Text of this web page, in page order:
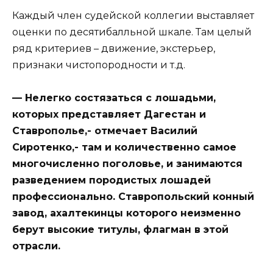
Каждый член судейской коллегии выставляет
оценки по десятибалльной шкале. Там целый
ряд критериев – движение, экстерьер,
признаки чистопородности и т.д.
— Нелегко состязаться с лошадьми,
которых представляет Дагестан и
Ставрополье,- отмечает Василий
Сиротенко,- там и количественно самое
многочисленно поголовье, и занимаются
разведением породистых лошадей
профессионально. Ставропольский конный
завод, ахалтекинцы которого неизменно
берут высокие титулы, флагман в этой
отрасли.